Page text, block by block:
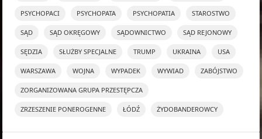
PSYCHOPACI PSYCHOPATA PSYCHOPATIA STAROSTWO
SĄD SĄD OKRĘGOWY SĄDOWNICTWO SĄD REJONOWY
SĘDZIA SŁUŻBY SPECJALNE TRUMP UKRAINA USA
WARSZAWA WOJNA WYPADEK WYWIAD ZABÓJSTWO
ZORGANIZOWANA GRUPA PRZESTĘPCZA
ZRZESZENIE PONEROGENNE ŁÓDŹ ŻYDOBANDEROWCY